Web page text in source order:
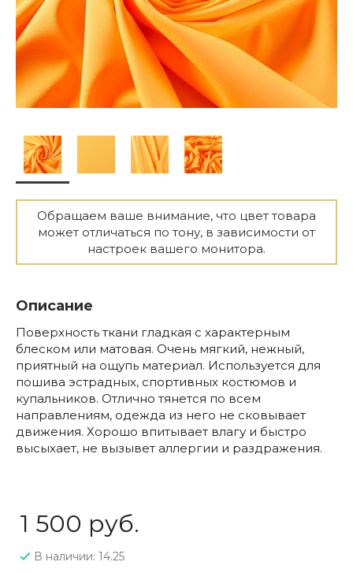
Обращаем ваше внимание, что цвет товара
может отличаться по тону, в зависимости от
настроек вашего монитора.
Описание
Поверхность ткани гладкая с характерным
блеском или матовая. Очень мягкий, нежный,
приятный на ощупь материал. Используется для
пошива эстрадных, спортивных костюмов и
купальников. Отлично тянется по всем
направлениям, одежда из него не сковывает
движения. Хорошо впитывает влагу и быстро
высыхает, не вызывет аллергии и раздражения.
1 500 руб.
В наличии: 14.25